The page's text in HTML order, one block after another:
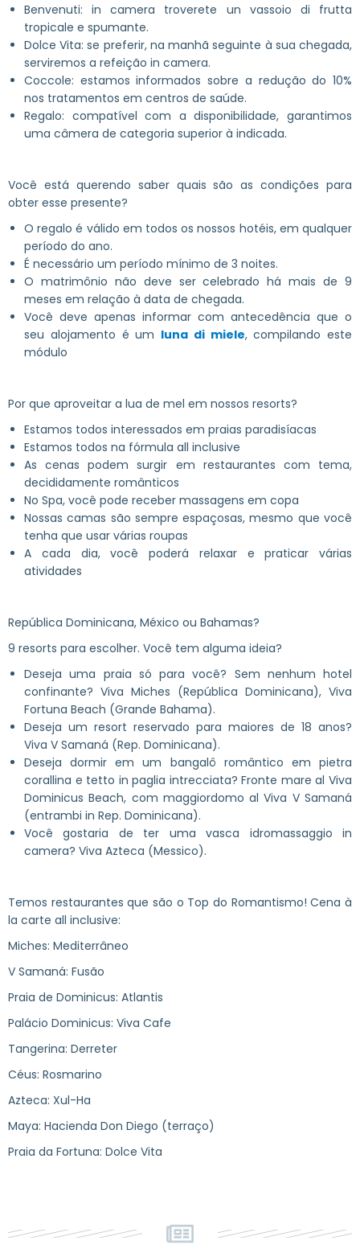
Benvenuti: in camera troverete un vassoio di frutta
tropicale e spumante.
Dolce Vita: se preferir, na manhã seguinte à sua chegada,
serviremos a refeição in camera.
Coccole: estamos informados sobre a redução do 10%
nos tratamentos em centros de saúde.
Regalo: compatível com a disponibilidade, garantimos
uma câmera de categoria superior à indicada.
Você está querendo saber quais são as condições para
obter esse presente?
O regalo é válido em todos os nossos hotéis, em qualquer
período do ano.
É necessário um período mínimo de 3 noites.
O matrimônio não deve ser celebrado há mais de 9
meses em relação à data de chegada.
Você deve apenas informar com antecedência que o
seu alojamento é um luna di miele, compilando este
módulo
Por que aproveitar a lua de mel em nossos resorts?
Estamos todos interessados em praias paradisíacas
Estamos todos na fórmula all inclusive
As cenas podem surgir em restaurantes com tema,
decididamente românticos
No Spa, você pode receber massagens em copa
Nossas camas são sempre espaçosas, mesmo que você
tenha que usar várias roupas
A cada dia, você poderá relaxar e praticar várias
atividades
República Dominicana, México ou Bahamas?
9 resorts para escolher. Você tem alguma ideia?
Deseja uma praia só para você? Sem nenhum hotel
confinante? Viva Miches (República Dominicana), Viva
Fortuna Beach (Grande Bahama).
Deseja um resort reservado para maiores de 18 anos?
Viva V Samaná (Rep. Dominicana).
Deseja dormir em um bangalô romântico em pietra
corallina e tetto in paglia intrecciata? Fronte mare al Viva
Dominicus Beach, com maggiordomo al Viva V Samaná
(entrambi in Rep. Dominicana).
Você gostaria de ter uma vasca idromassaggio in
camera? Viva Azteca (Messico).
Temos restaurantes que são o Top do Romantismo! Cena à
la carte all inclusive:
Miches: Mediterrâneo
V Samaná: Fusão
Praia de Dominicus: Atlantis
Palácio Dominicus: Viva Cafe
Tangerina: Derreter
Céus: Rosmarino
Azteca: Xul-Ha
Maya: Hacienda Don Diego (terraço)
Praia da Fortuna: Dolce Vita